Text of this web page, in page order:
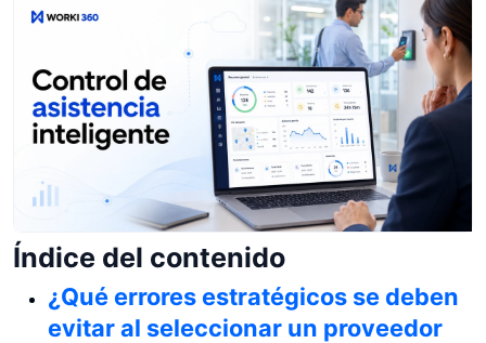
Índice del contenido
¿Qué errores estratégicos se deben
evitar al seleccionar un proveedor